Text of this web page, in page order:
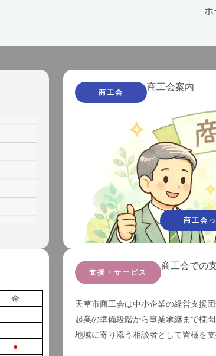
商工会 商工会案内
商工会
金
●
支援・サービス
商工会での
天草市商工会は中小企業の経営支援団
起業の準備段階から事業承継まで様
地域に寄り添う相談者として皆様を